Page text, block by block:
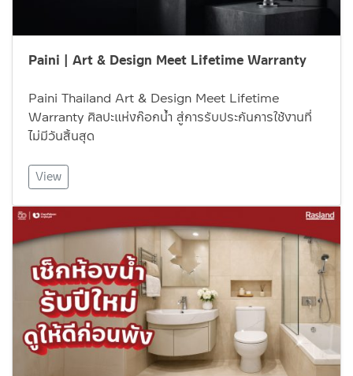
Paini | Art & Design Meet Lifetime Warranty
Paini Thailand Art & Design Meet Lifetime
Warranty ศิลปะแห่งก๊อกน้ำ สู่การรับประกันการใช้งานที่
ไม่มีวันสิ้นสุด
View